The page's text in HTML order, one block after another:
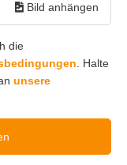
Bild anhängen
die
. Halte
unsere